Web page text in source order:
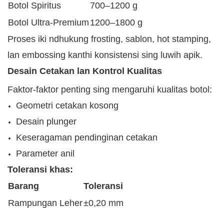
Botol Spiritus
700–1200 g
Botol Ultra-Premium 1200–1800 g
Proses iki ndhukung frosting, sablon, hot stamping,
lan embossing kanthi konsistensi sing luwih apik.
Desain Cetakan lan Kontrol Kualitas
Faktor-faktor penting sing mengaruhi kualitas botol:
Geometri cetakan kosong
Desain plunger
Keseragaman pendinginan cetakan
Parameter anil
Toleransi khas:
Barang
Toleransi
Rampungan Leher±0,20 mm